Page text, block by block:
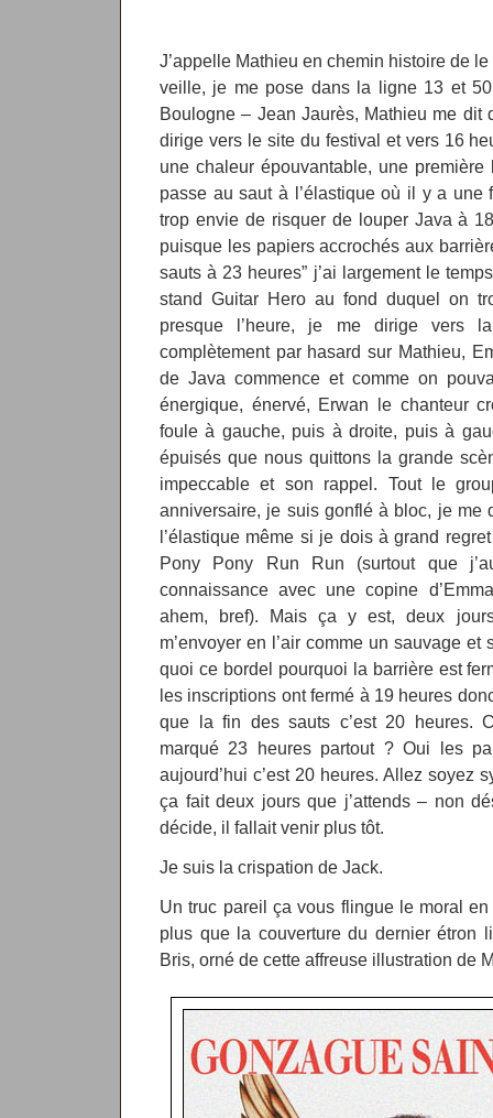
J’appelle Mathieu en chemin histoire de
veille, je me pose dans la ligne 13 et
Boulogne – Jean Jaurès, Mathieu me dit
dirige vers le site du festival et vers 16
une chaleur épouvantable, une
passe au saut à l’élastique où il y a une
trop envie de risquer de louper Java à
puisque les papiers accrochés aux
sauts à 23 heures” j’ai largement le
stand Guitar Hero au fond duquel on
presque l’heure, je me dirige vers
complètement par hasard sur Mathieu,
de Java commence et comme on
énergique, énervé, Erwan le chanteur
foule à gauche, puis à droite, puis à
épuisés que nous quittons la grande
impeccable et son rappel. Tout le
anniversaire, je suis gonflé à bloc, je me
l’élastique même si je dois à grand
Pony Pony Run Run (surtout que
connaissance avec une copine
ahem, bref). Mais ça y est, deux
m’envoyer en l’air comme un sauvage
quoi ce bordel pourquoi la barrière est
les inscriptions ont fermé à 19 heures
que la fin des sauts c’est 20 heures.
marqué 23 heures partout ? Oui les
aujourd’hui c’est 20 heures. Allez soyez
ça fait deux jours que j’attends – non
décide, il fallait venir plus tôt.
Je suis la crispation de Jack.
Un truc pareil ça vous flingue le moral
plus que la couverture du dernier étron
Bris, orné de cette affreuse illustration de